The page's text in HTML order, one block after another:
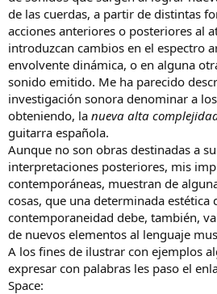
de las cuerdas, a partir de distintas
acciones anteriores o posteriores al
introduzcan cambios en el espectro
envolvente dinámica, o en alguna
sonido emitido. Me ha parecido
investigación sonora denominar a
obteniendo, la nueva alta
guitarra española.
Aunque no son obras destinadas a
interpretaciones posteriores, mis
contemporáneas, muestran de
cosas, que una determinada
contemporaneidad debe, también,
de nuevos elementos al lenguaje
A los fines de ilustrar con ejemplos
expresar con palabras les paso el
Space: